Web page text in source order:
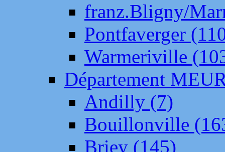
franz.Bligny/
Pontfaverger
Warmeriville
Département
Andilly (7)
Bouillonville
Briey (145)